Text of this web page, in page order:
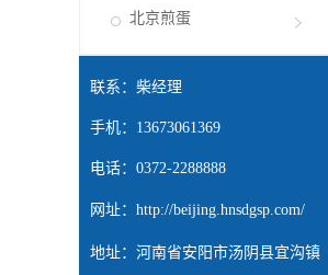
北京煎蛋
联系：柴经理
手机：13673061369
电话：0372-2288888
网址： http://beijing.hnsdgsp.com/
地址：河南省安阳市汤阴县宜沟镇